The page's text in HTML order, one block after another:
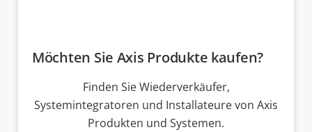
Möchten Sie Axis Produkte kaufen?
Finden Sie Wiederverkäufer,
Systemintegratoren und Installateure von Axis
Produkten und Systemen.